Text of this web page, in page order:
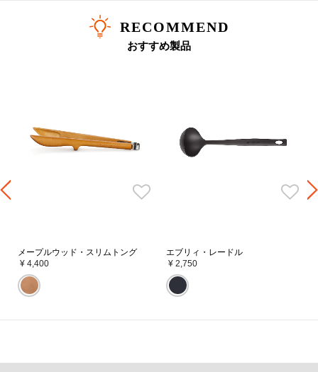
RECOMMEND
おすすめ製品
メープルウッド・スリムトング
¥ 4,400
エブリィ・レードル
¥ 2,750